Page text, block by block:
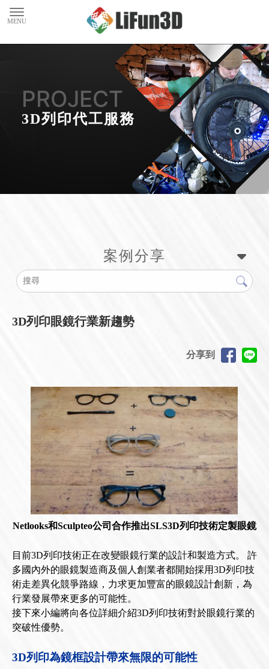
3D列印代工服務
案例分享
3D列印眼鏡行業新趨勢
分享到
Netlooks和Sculpteo公司合作推出SLS3D列印技術定製眼鏡
目前3D列印技術正在改變眼鏡行業的設計和製造方式。 許
多國內外的眼鏡製造商及個人創業者都開始採用3D列印技
術走差異化競爭路線，力求更加豐富的眼鏡設計創新，為
行業發展帶來更多的可能性。
接下來小編將向各位詳細介紹3D列印技術對於眼鏡行業的
突破性優勢。
3D列印為鏡框設計帶來無限的可能性